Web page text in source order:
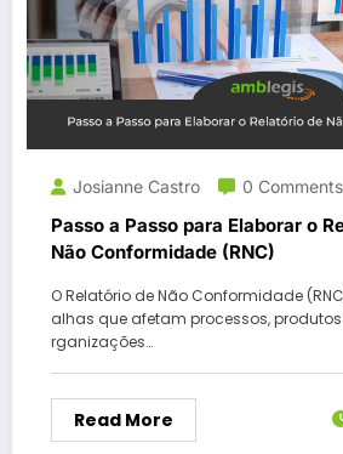
Josianne Castro 0 Comments
Passo a Passo para Elaborar o
Não Conformidade (RNC)
O Relatório de Não Conformidade
alhas que afetam processos, produtos
rganizações…
Read More